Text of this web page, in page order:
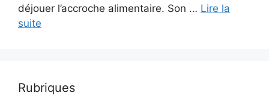
déjouer l’accroche alimentaire. Son … Lire la
suite
Rubriques